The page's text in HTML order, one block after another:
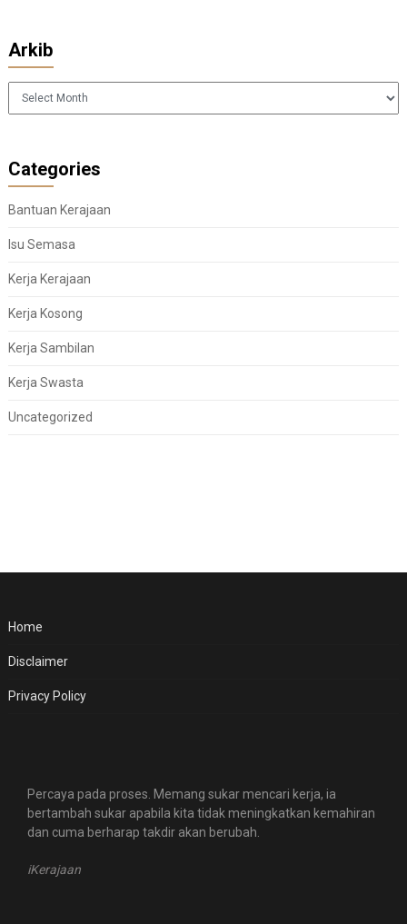
Arkib
Arkib
Categories
Bantuan Kerajaan
Isu Semasa
Kerja Kerajaan
Kerja Kosong
Kerja Sambilan
Kerja Swasta
Uncategorized
Home
Disclaimer
Privacy Policy
Percaya pada proses. Memang sukar mencari kerja, ia
bertambah sukar apabila kita tidak meningkatkan kemahiran
dan cuma berharap takdir akan berubah.
iKerajaan